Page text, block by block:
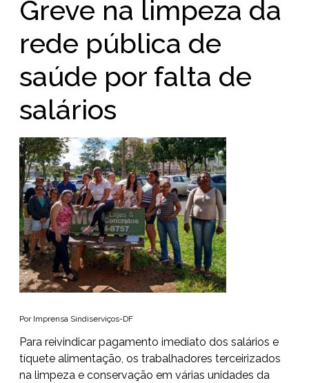
Greve na limpeza da
rede pública de
saúde por falta de
salários
Por Imprensa Sindiserviços-DF
Para reivindicar pagamento imediato dos salários e
tíquete alimentação, os trabalhadores terceirizados
na limpeza e conservação em várias unidades da